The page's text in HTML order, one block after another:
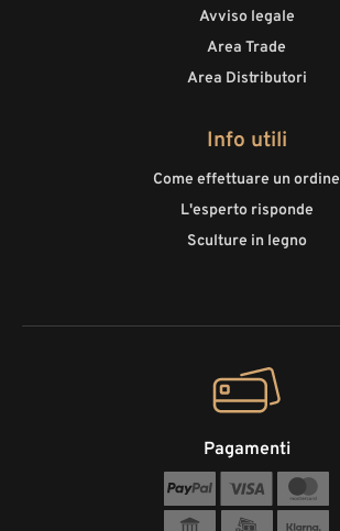
Avviso legale
Area Trade
Area Distributori
Info utili
Come effettuare un ordine
L'esperto risponde
Sculture in legno
Pagamenti